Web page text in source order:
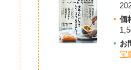
価
お
宝